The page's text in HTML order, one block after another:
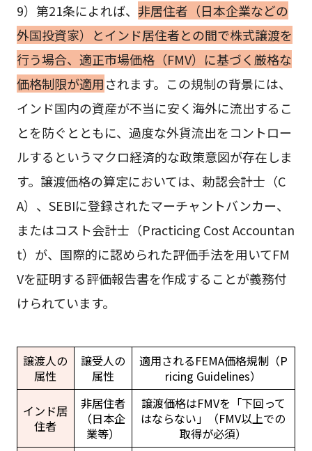
9）第21条によれば、 非居住者（日本企業などの
外国投資家）とインド居住者との間で株式譲渡を
行う場合、適正市場価格（FMV）に基づく厳格な
価格制限が適用されます。この規制の背景には、
インド国内の資産が不当に安く海外に流出するこ
とを防ぐとともに、過度な外貨流出をコントロー
ルするというマクロ経済的な政策意図が存在しま
す。譲渡価格の算定においては、勅認会計士（C
A）、SEBIに登録されたマーチャントバンカー、
またはコスト会計士（Practicing Cost Accountan
t）が、国際的に認められた評価手法を用いてFM
Vを証明する評価報告書を作成することが義務付
けられています。
譲渡人の
属性
譲受人の
属性
適用されるFEMA価格規制（P
ricing Guidelines）
インド居
住者
非居住者
（日本企
業等）
譲渡価格はFMVを「下回って
はならない」（FMV以上での
取得が必須）